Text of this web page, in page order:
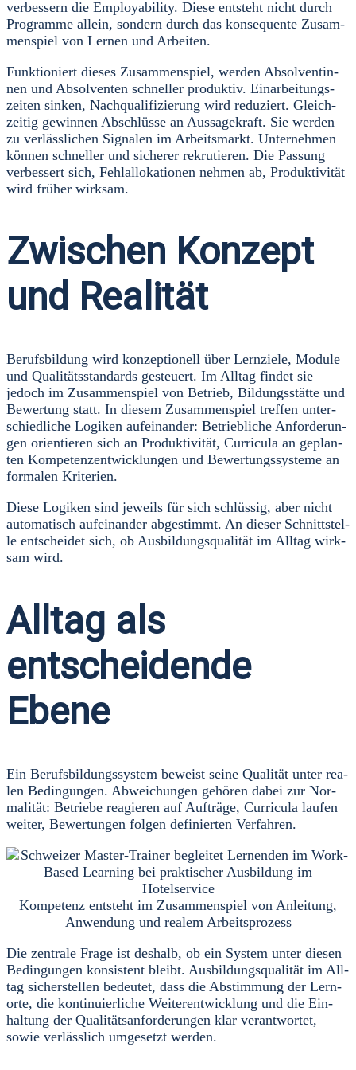
ver­bes­sern die Employa­bi­li­ty. Die­se ent­steht nicht durch
Pro­gram­me allein, son­dern durch das kon­se­quen­te Zusam­
men­spiel von Ler­nen und Arbei­ten.
Funk­tio­niert die­ses Zusam­men­spiel, wer­den Absol­ven­tin­
nen und Absol­ven­ten schnel­ler pro­duk­tiv. Ein­ar­bei­tungs­
zei­ten sin­ken, Nach­qua­li­fi­zie­rung wird redu­ziert. Gleich­
zei­tig gewin­nen Abschlüs­se an Aus­sa­ge­kraft. Sie wer­den
zu ver­läss­li­chen Signa­len im Arbeits­markt. Unter­neh­men
kön­nen schnel­ler und siche­rer rekru­tie­ren. Die Pas­sung
ver­bes­sert sich, Fehl­al­lo­ka­tio­nen neh­men ab, Pro­duk­ti­vi­tät
wird frü­her wirk­sam.
Zwischen Konzept
und Realität
Berufs­bil­dung wird kon­zep­tio­nell über Lern­zie­le, Modu­le
und Qua­li­täts­stan­dards gesteu­ert. Im All­tag fin­det sie
jedoch im Zusam­men­spiel von Betrieb, Bil­dungs­stät­te und
Bewer­tung statt. In die­sem Zusam­men­spiel tref­fen unter­
schied­li­che Logi­ken auf­ein­an­der: Betrieb­li­che Anfor­de­run­
gen ori­en­tie­ren sich an Pro­duk­ti­vi­tät, Cur­ri­cu­la an geplan­
ten Kom­pe­tenz­ent­wick­lun­gen und Bewer­tungs­sys­te­me an
for­ma­len Kri­te­ri­en.
Die­se Logi­ken sind jeweils für sich schlüs­sig, aber nicht
auto­ma­tisch auf­ein­an­der abge­stimmt. An die­ser Schnitt­stel­
le ent­schei­det sich, ob Aus­bil­dungs­qua­li­tät im All­tag wirk­
sam wird.
Alltag als
entscheidende
Ebene
Ein Berufs­bil­dungs­sys­tem beweist sei­ne Qua­li­tät unter rea­
len Bedin­gun­gen. Abwei­chun­gen gehö­ren dabei zur Nor­
ma­li­tät: Betrie­be reagie­ren auf Auf­trä­ge, Cur­ri­cu­la lau­fen
wei­ter, Bewer­tun­gen fol­gen defi­nier­ten Ver­fah­ren.
Kom­pe­tenz ent­steht im Zusam­men­spiel von Anlei­tung,
Anwen­dung und rea­lem Arbeits­pro­zess
Die zen­tra­le Fra­ge ist des­halb, ob ein Sys­tem unter die­sen
Bedin­gun­gen kon­sis­tent bleibt. Aus­bil­dungs­qua­li­tät im All­
tag sicher­stel­len bedeu­tet, dass die Abstim­mung der Lern­
or­te, die kon­ti­nu­ier­li­che Wei­ter­ent­wick­lung und die Ein­
hal­tung der Qua­li­täts­an­for­de­run­gen klar ver­ant­wor­tet,
sowie ver­läss­lich umge­setzt wer­den.